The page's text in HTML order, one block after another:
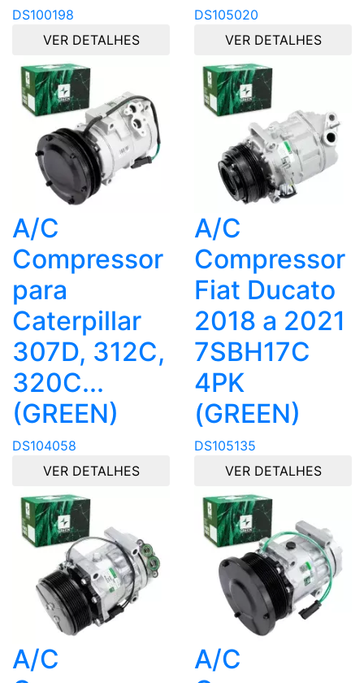
DS100198
VER DETALHES
DS105020
VER DETALHES
A/C
Compressor
para
Caterpillar
307D, 312C,
320C...
(GREEN)
DS104058
VER DETALHES
A/C
Compressor
Fiat Ducato
2018 a 2021
7SBH17C
4PK
(GREEN)
DS105135
VER DETALHES
A/C
A/C